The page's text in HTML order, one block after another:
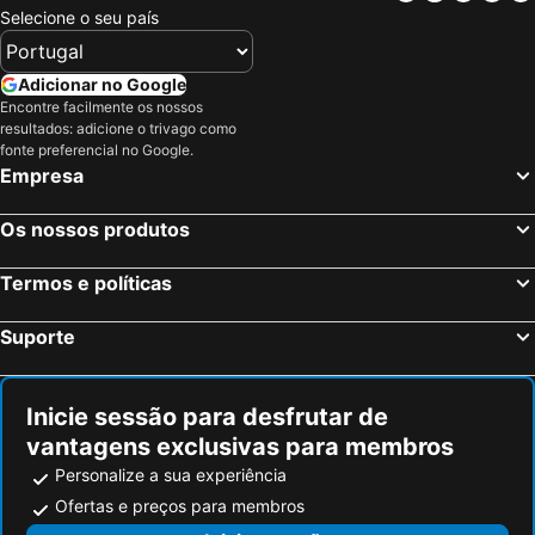
Bilbau, País Basco Hotéis
San Sebastián, País Basco Hotéis
Vitoria, País Basco Hotéis
Logroño, La Rioja Hotéis
Saint-Jean-de-Luz, Aquitânia Hotéis
Miranda do Ebro, Castela e Leão Hotéis
Madrid, Madrid Hotéis
Sevilha, Andaluzia Hotéis
Barcelona, Catalunha Hotéis
Isla Cristina, Andaluzia Hotéis
Selecione o seu país
Adicionar no Google
Encontre facilmente os nossos
resultados: adicione o trivago como
fonte preferencial no Google.
Empresa
Os nossos produtos
Termos e políticas
Suporte
Inicie sessão para desfrutar de
vantagens exclusivas para membros
Personalize a sua experiência
Ofertas e preços para membros